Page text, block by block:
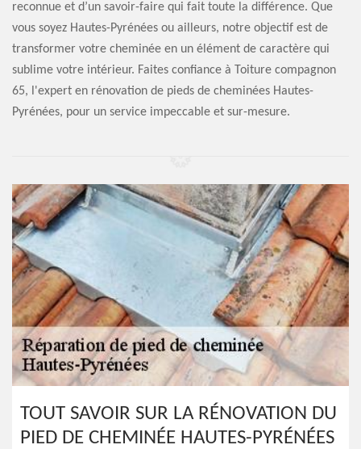
reconnue et d’un savoir-faire qui fait toute la différence. Que
vous soyez Hautes-Pyrénées ou ailleurs, notre objectif est de
transformer votre cheminée en un élément de caractère qui
sublime votre intérieur. Faites confiance à Toiture compagnon
65, l'expert en rénovation de pieds de cheminées Hautes-
Pyrénées, pour un service impeccable et sur-mesure.
TOUT SAVOIR SUR LA RÉNOVATION DU
PIED DE CHEMINÉE HAUTES-PYRÉNÉES